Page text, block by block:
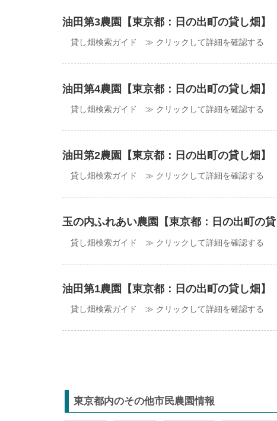
油田第3農園【東京都：日の出町の貸し畑】
貸し畑検索ガイド ≫ クリックして詳細を確認する
油田第4農園【東京都：日の出町の貸し畑】
貸し畑検索ガイド ≫ クリックして詳細を確認する
油田第2農園【東京都：日の出町の貸し畑】
貸し畑検索ガイド ≫ クリックして詳細を確認する
玉の内ふれあい農園【東京都：日の出町の貸
貸し畑検索ガイド ≫ クリックして詳細を確認する
油田第1農園【東京都：日の出町の貸し畑】
貸し畑検索ガイド ≫ クリックして詳細を確認する
東京都内のその他市民農園情報